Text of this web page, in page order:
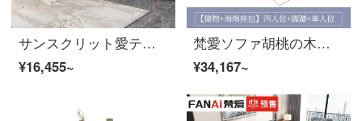
サンスクリット愛テレビキャビネットの新しい中国式ゴムの木の家具は、リビング家具のテレビキャビネットの組み立てに伸縮することができます。
¥16,455~
梵愛ソファ胡桃の木の実木ソファ、現代中国式のリビングルームの実木の布芸セットソファ、冬と夏の両方のストレージ版の4つのビット+足+双手すりのシングルビット
¥34,167~